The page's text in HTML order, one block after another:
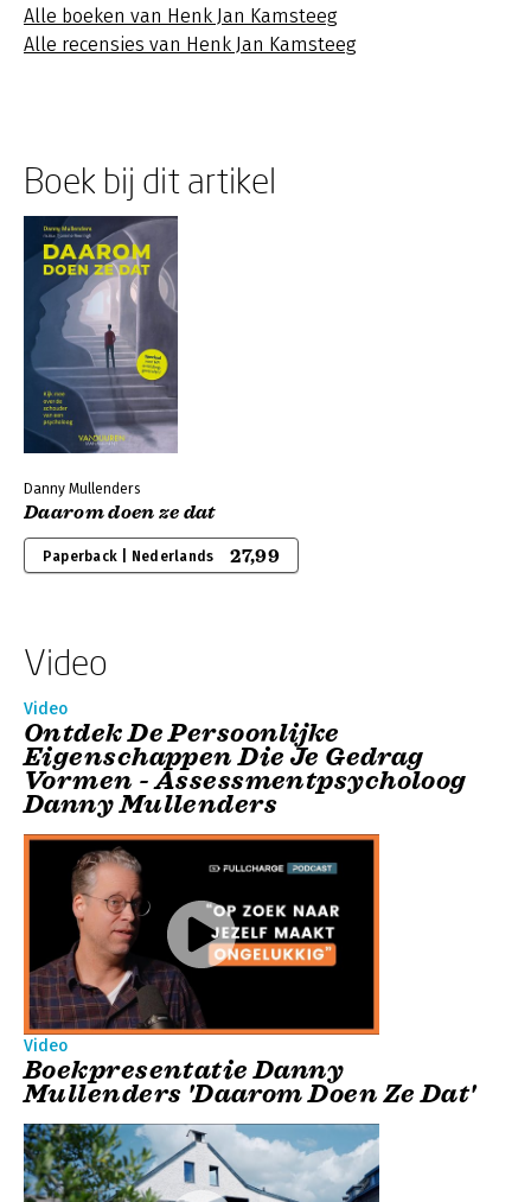
Alle boeken van Henk Jan Kamsteeg
Alle recensies van Henk Jan Kamsteeg
Boek bij dit artikel
Danny Mullenders
Daarom doen ze dat
Paperback | Nederlands 27,99
Video
Video
Ontdek De Persoonlijke
Eigenschappen Die Je Gedrag
Vormen - Assessmentpsycholoog
Danny Mullenders
Video
Boekpresentatie Danny
Mullenders 'Daarom Doen Ze Dat'